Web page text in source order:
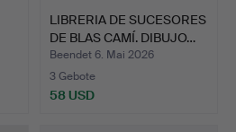
LIBRERIA DE SUCESORES
DE BLAS CAMÍ. DIBUJO…
Beendet 6. Mai 2026
3 Gebote
58 USD